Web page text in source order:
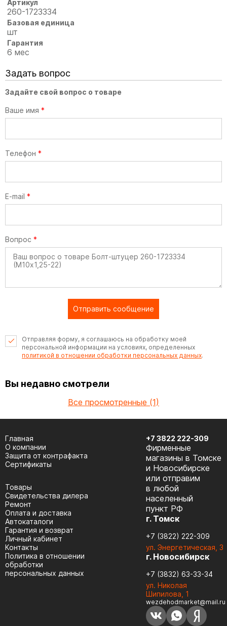
Артикул
260-1723334
Базовая единица
шт
Гарантия
6 мес
Задать вопрос
Задайте свой вопрос о товаре
Ваше имя *
Телефон *
E-mail *
Вопрос *
Отправить сообщение
Отправляя форму, я соглашаюсь на обработку моей
персональной информации на условиях, определенных
политикой в отношении обработки персональных данных.
Вы недавно смотрели
Все просмотренные (1)
Главная
О компании
Защита от контрафакта
Сертификаты
Товары
Cвидетельства дилера
Ремонт
Оплата и доставка
Автокаталоги
Гарантия и возврат
Личный кабинет
Контакты
Политика в отношении
обработки
персональных данных
+7 3822 222-309
Фирменные
магазины в Томске
и Новосибирске
или отправим
в любой
населенный
пункт РФ
г. Томск
+7 (3822) 222-309
ул. Энергетическая, 3
г. Новосибирск
+7 (3832) 63-33-34
ул. Николая
Шипилова, 1
wezdehodmarket@mail.ru